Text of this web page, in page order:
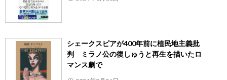
シェークスピアが400年前に植民地主義批
判 ミラノ公の復しゅうと再生を描いたロ
マンス劇で